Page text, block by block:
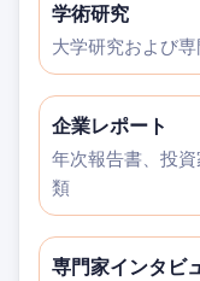
学術研究
大学研究および
企業レポート
年次報告書、投
類
専門家インタビ